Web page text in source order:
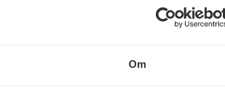
Om